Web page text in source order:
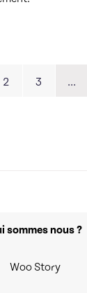
2 3 …
sommes nous ?
Woo Story